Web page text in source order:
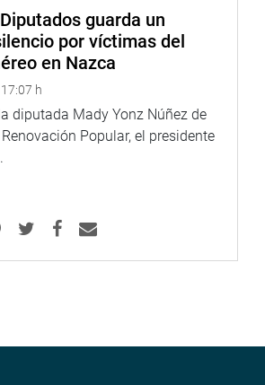
guarda un
por víctimas del
en Nazca
h
diputada Mady Yonz Núñez de
Popular, el presidente